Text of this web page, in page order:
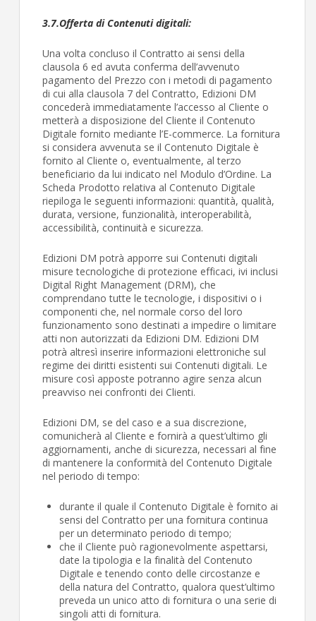
3.7.Offerta di Contenuti digitali:
Una volta concluso il Contratto ai sensi della
clausola 6 ed avuta conferma dell’avvenuto
pagamento del Prezzo con i metodi di pagamento
di cui alla clausola 7 del Contratto, Edizioni DM
concederà immediatamente l’accesso al Cliente o
metterà a disposizione del Cliente il Contenuto
Digitale fornito mediante l’E-commerce. La fornitura
si considera avvenuta se il Contenuto Digitale è
fornito al Cliente o, eventualmente, al terzo
beneficiario da lui indicato nel Modulo d’Ordine. La
Scheda Prodotto relativa al Contenuto Digitale
riepiloga le seguenti informazioni: quantità, qualità,
durata, versione, funzionalità, interoperabilità,
accessibilità, continuità e sicurezza.
Edizioni DM potrà apporre sui Contenuti digitali
misure tecnologiche di protezione efficaci, ivi inclusi
Digital Right Management (DRM), che
comprendano tutte le tecnologie, i dispositivi o i
componenti che, nel normale corso del loro
funzionamento sono destinati a impedire o limitare
atti non autorizzati da Edizioni DM. Edizioni DM
potrà altresì inserire informazioni elettroniche sul
regime dei diritti esistenti sui Contenuti digitali. Le
misure così apposte potranno agire senza alcun
preavviso nei confronti dei Clienti.
Edizioni DM, se del caso e a sua discrezione,
comunicherà al Cliente e fornirà a quest’ultimo gli
aggiornamenti, anche di sicurezza, necessari al fine
di mantenere la conformità del Contenuto Digitale
nel periodo di tempo:
durante il quale il Contenuto Digitale è fornito ai
sensi del Contratto per una fornitura continua
per un determinato periodo di tempo;
che il Cliente può ragionevolmente aspettarsi,
date la tipologia e la finalità del Contenuto
Digitale e tenendo conto delle circostanze e
della natura del Contratto, qualora quest’ultimo
preveda un unico atto di fornitura o una serie di
singoli atti di fornitura.